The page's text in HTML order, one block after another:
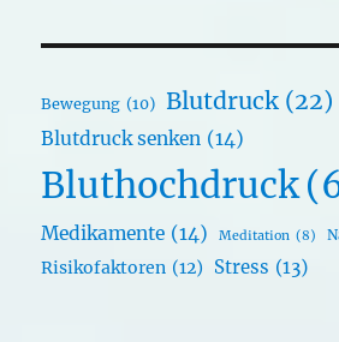
Bewegung (10) Blutdruck (22)
Blutdruck senken (14)
Bluthochdruck
Medikamente (14) Meditation (8)
Risikofaktoren (12) Stress (13)